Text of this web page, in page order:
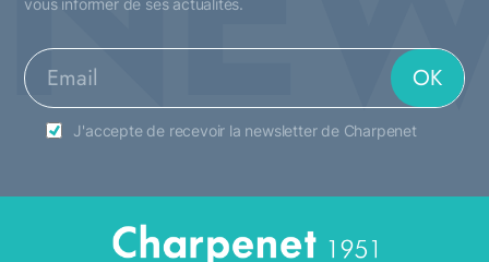
vous informer de ses actualités.
J'accepte de recevoir la newsletter de Charpenet